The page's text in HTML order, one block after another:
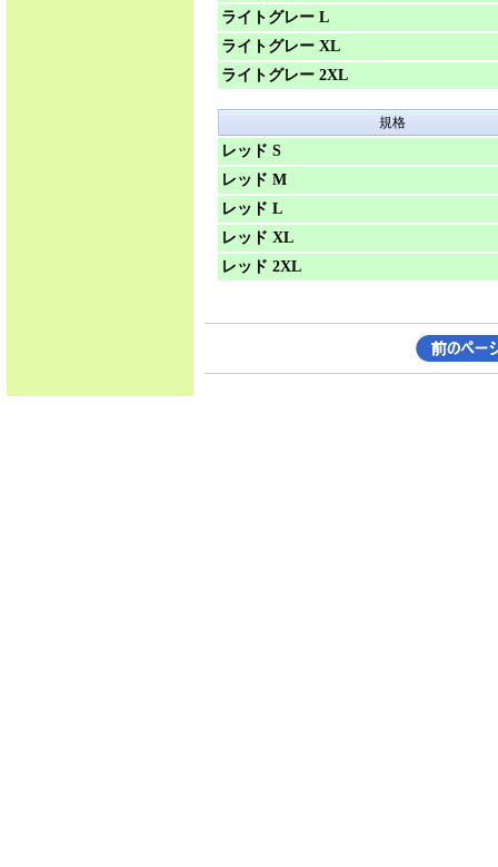
ライトグレー L
ライトグレー XL
ライトグレー 2XL
規格
レッド S
レッド M
レッド L
レッド XL
レッド 2XL